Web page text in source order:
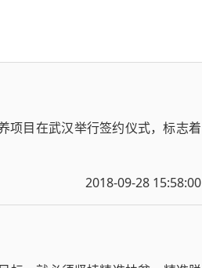
项目在武汉举行签约仪式，标志着
2018-09-28 15:58:00